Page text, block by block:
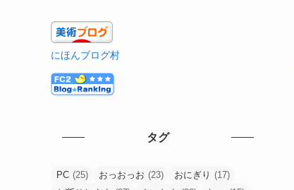
にほんブログ村
タグ
PC (25) おっおっお (23) おにぎり (17)